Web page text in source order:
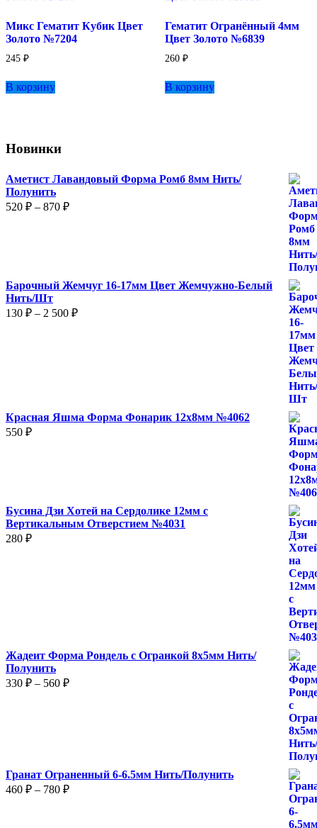
Микс Гематит Кубик Цвет
Золото №7204
245 ₽
В корзину
Гематит Огранённый 4мм
Цвет Золото №6839
260 ₽
В корзину
Новинки
Аметист Лавандовый Форма Ромб 8мм Нить/
Полунить
520 ₽ – 870 ₽Диапазон
Барочный Жемчуг 16-17мм Цвет Жемчужно-Белый
Нить/Шт
130 ₽ – 2 500 ₽Диапазон
Красная Яшма Форма Фонарик 12x8мм №4062
550 ₽
Бусина Дзи Хотей на Сердолике 12мм с
Вертикальным Отверстием №4031
280 ₽
Жадеит Форма Рондель с Огранкой 8х5мм Нить/
Полунить
330 ₽ – 560 ₽Диапазон
Гранат Ограненный 6-6.5мм Нить/Полунить
460 ₽ – 780 ₽Диапазон